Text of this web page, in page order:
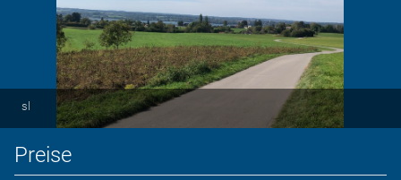
sl
Preise